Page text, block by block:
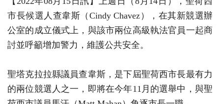
市長候選人查韋斯（Cindy Chavez），在其新競選辦
公室的成立儀式上，與該市兩位高級執法官員一起商
討並呼籲增加警力，維護公共安全。
聖塔克拉拉縣議員查韋斯，是下屆聖荷西市長最有力
的兩位競選人之一，即將在今年11月的選舉中，與聖